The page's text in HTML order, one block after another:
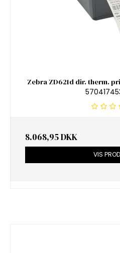
Zebra ZD621d dir. therm.
8.068,95 DKK
VIS